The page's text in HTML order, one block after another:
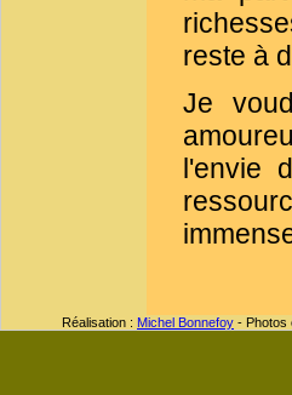
reste à
Je
l'envie
Réalisation : Michel Bonnefoy - Photos